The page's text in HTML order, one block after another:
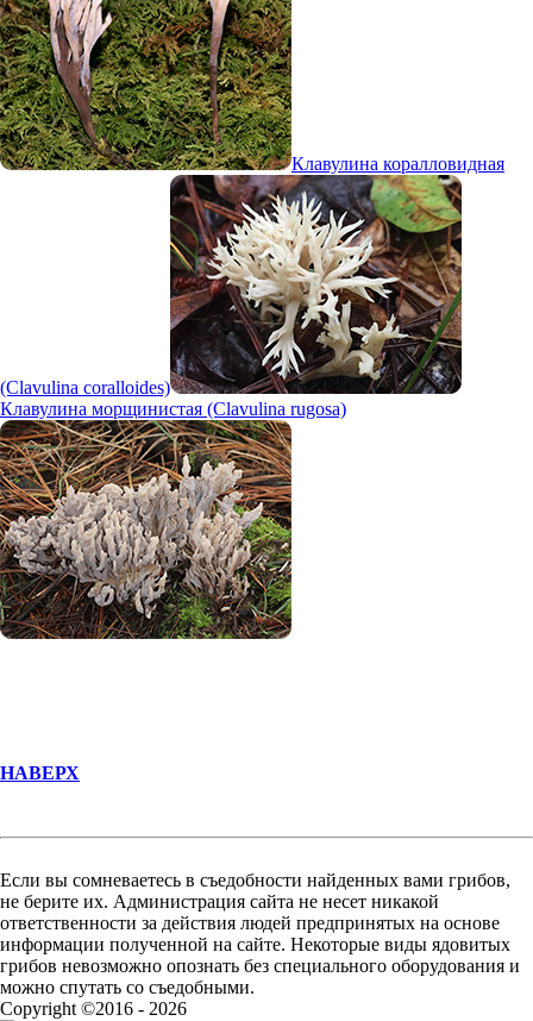
Клавулина коралловидная
(Clavulina coralloides)
Клавулина морщинистая (Clavulina rugosa)
НАВЕРХ
Если вы сомневаетесь в съедобности найденных вами грибов,
не берите их. Администрация сайта не несет никакой
ответственности за действия людей предпринятых на основе
информации полученной на сайте. Некоторые виды ядовитых
грибов невозможно опознать без специального оборудования и
можно спутать со съедобными.
Copyright ©2016 - 2026